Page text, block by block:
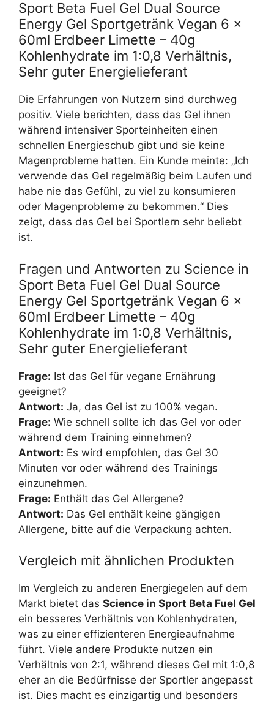
Sport Beta Fuel Gel Dual Source
Energy Gel Sportgetränk Vegan 6 x
60ml Erdbeer Limette – 40g
Kohlenhydrate im 1:0,8 Verhältnis,
Sehr guter Energielieferant
Die Erfahrungen von Nutzern sind durchweg
positiv. Viele berichten, dass das Gel ihnen
während intensiver Sporteinheiten einen
schnellen Energieschub gibt und sie keine
Magenprobleme hatten. Ein Kunde meinte: „Ich
verwende das Gel regelmäßig beim Laufen und
habe nie das Gefühl, zu viel zu konsumieren
oder Magenprobleme zu bekommen.“ Dies
zeigt, dass das Gel bei Sportlern sehr beliebt
ist.
Fragen und Antworten zu Science in
Sport Beta Fuel Gel Dual Source
Energy Gel Sportgetränk Vegan 6 x
60ml Erdbeer Limette – 40g
Kohlenhydrate im 1:0,8 Verhältnis,
Sehr guter Energielieferant
Frage: Ist das Gel für vegane Ernährung
geeignet?
Antwort: Ja, das Gel ist zu 100% vegan.
Frage: Wie schnell sollte ich das Gel vor oder
während dem Training einnehmen?
Antwort: Es wird empfohlen, das Gel 30
Minuten vor oder während des Trainings
einzunehmen.
Frage: Enthält das Gel Allergene?
Antwort: Das Gel enthält keine gängigen
Allergene, bitte auf die Verpackung achten.
Vergleich mit ähnlichen Produkten
Im Vergleich zu anderen Energiegelen auf dem
Markt bietet das Science in Sport Beta Fuel Gel
ein besseres Verhältnis von Kohlenhydraten,
was zu einer effizienteren Energieaufnahme
führt. Viele andere Produkte nutzen ein
Verhältnis von 2:1, während dieses Gel mit 1:0,8
eher an die Bedürfnisse der Sportler angepasst
ist. Dies macht es einzigartig und besonders